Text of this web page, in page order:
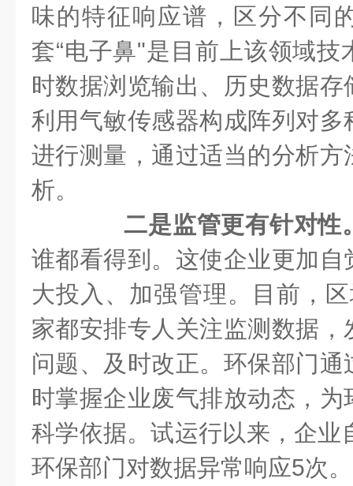
味的特征响应谱，区分不同
套“电子鼻"是目前上该领域技
时数据浏览输出、历史数据
利用气敏传感器构成阵列对
进行测量，通过适当的分析
析。
二是监管更有针对性
谁都看得到。这使企业更加
大投入、加强管理。目前，
家都安排专人关注监测数据
问题、及时改正。环保部门
时掌握企业废气排放动态，
科学依据。试运行以来，企业
环保部门对数据异常响应5次。